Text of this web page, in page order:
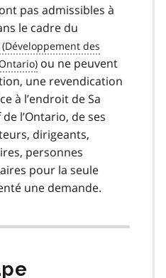
pas admissibles à
le cadre du
ou ne peuvent
une revendication
à l’endroit de Sa
l’Ontario, de ses
dirigeants,
personnes
pour la seule
une demande.